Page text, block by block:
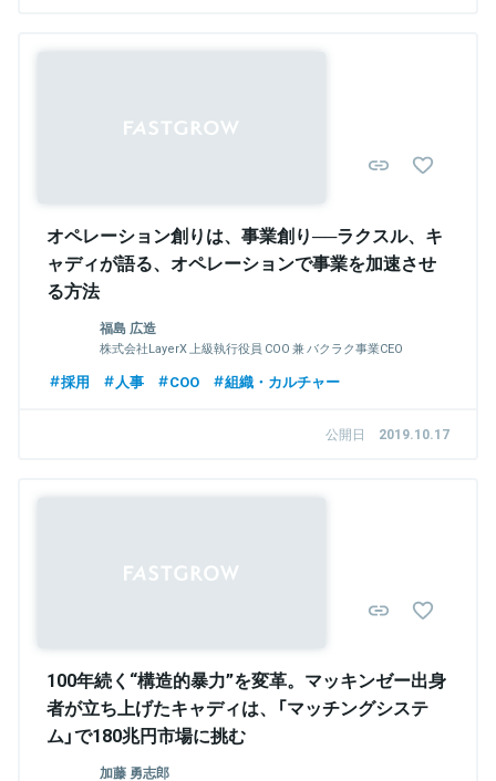
オペレーション創りは、事業創り──ラクスル、キ
ャディが語る、オペレーションで事業を加速させ
る方法
福島 広造
株式会社LayerX 上級執行役員 COO 兼 バクラク事業CEO
採用 人事 COO 組織・カルチャー
公開日 2019.10.17
100年続く“構造的暴力”を変革。マッキンゼー出身
者が立ち上げたキャディは、「マッチングシステ
ム」で180兆円市場に挑む
加藤 勇志郎